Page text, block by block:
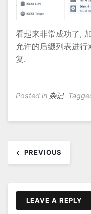
看起来非常成功了,
允许的后缀列表进
复.
Posted in 杂记
章
航
PREVIOUS
LEAVE A REPLY